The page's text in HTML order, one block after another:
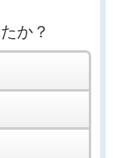
か？